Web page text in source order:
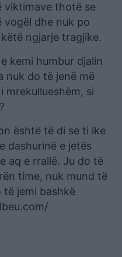
viktimave thotë se
vogël dhe nuk po
ngjarje tragjike.
kemi humbur djalin
nuk do të jenë më
mrekullueshëm, si
është të di se ti ike
dashurinë e jetës
aq e rrallë. Ju do të
time, nuk mund të
jemi bashkë